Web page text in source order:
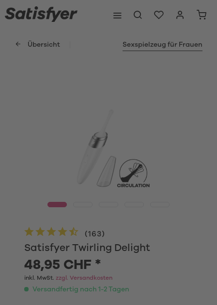
Übersicht Sexspielzeug für Frauen
Satisfyer Twirling Delight
(163)
48,95 CHF *
inkl. MwSt. zzgl. Versandkosten
Versandfertig nach 1-2 Tagen